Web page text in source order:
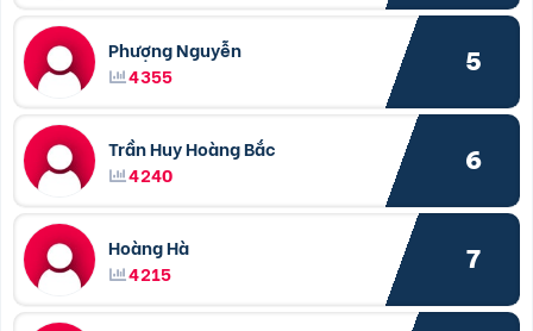
Phượng Nguyễn
4355
5
Trần Huy Hoàng Bắc
4240
6
Hoàng Hà
4215
7